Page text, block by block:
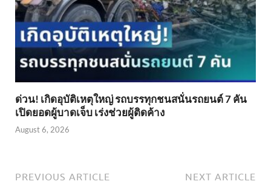
ด่วน! เกิดอุบัติเหตุใหญ่ รถบรรทุกชนสนั่นรถยนต์ 7 คัน
เปิดยอดผู้บาดเจ็บ เร่งช่วยผู้ติดค้าง
August 6, 2026
PREVIOUS ARTICLE NEXT ARTICLE